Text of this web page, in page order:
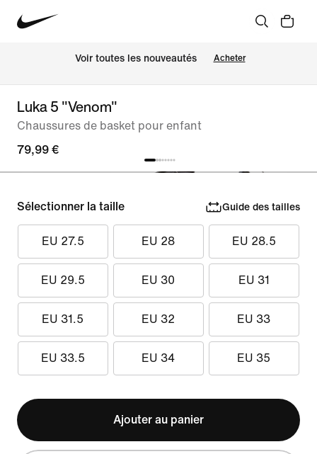
Voir toutes les nouveautés Acheter
Luka 5 "Venom"
Chaussures de basket pour enfant
79,99 €
Sélectionner la taille Guide des tailles
EU 27.5 EU 28 EU 28.5
EU 29.5 EU 30 EU 31
EU 31.5 EU 32 EU 33
EU 33.5 EU 34 EU 35
Ajouter au panier